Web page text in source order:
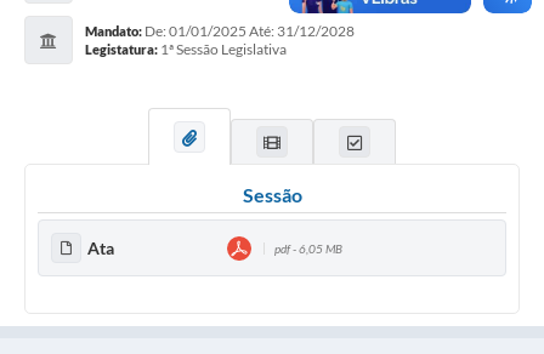
Mandato: De: 01/01/2025 Até: 31/12/2028
Legistatura: 1ª Sessão Legislativa
Sessão
Ata pdf - 6,05 MB